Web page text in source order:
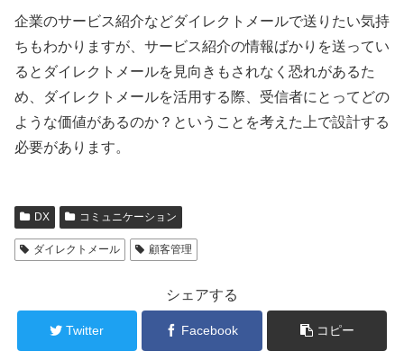
企業のサービス紹介などダイレクトメールで送りたい気持
ちもわかりますが、サービス紹介の情報ばかりを送ってい
るとダイレクトメールを見向きもされなく恐れがあるた
め、ダイレクトメールを活用する際、受信者にとってどの
ような価値があるのか？ということを考えた上で設計する
必要があります。
DX コミュニケーション
ダイレクトメール 顧客管理
シェアする
Twitter Facebook コピー